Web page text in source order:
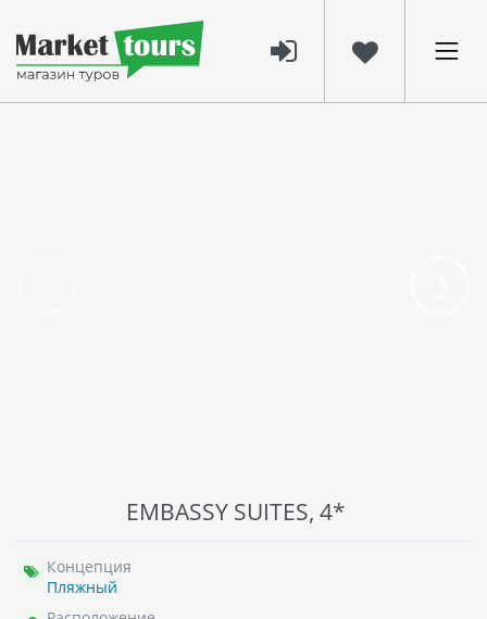
EMBASSY SUITES, 4*
Концепция
Пляжный